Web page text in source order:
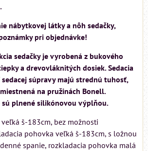
nábytkovej látky a nôh sedačky,
pri objednávke!
sedačky je vyrobená z bukového
a drevovláknitých dosiek. Sedacia
súpravy majú strednú tuhosť,
na pružinách Bonell.
sú plnené silikónovou výplňou.
š-183cm, bez možnosti
pohovka veľká š-183cm, s ložnou
spanie, rozkladacia pohovka malá